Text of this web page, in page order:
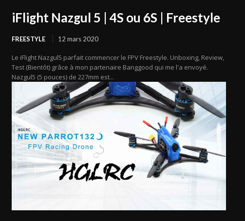
iFlight Nazgul 5 | 4S ou 6S | Freestyle
FREESTYLE 12 mars 2020
Le iFlight Nazgul5 parfait commencer le FPV Freestyle. Unboxing, Review,
Test (Bientôt) grâce à mon partenaire Banggood qui me l'a envoyé.
Nazgul5 (5 pouces) de 227mm est...